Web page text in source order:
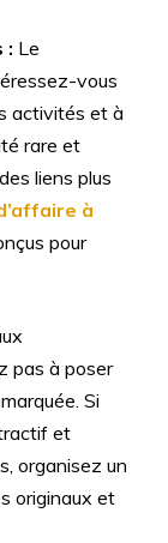
: Le
vous
activités et à
rare et
liens plus
à
pour
pas à poser
Si
et
organisez un
originaux et